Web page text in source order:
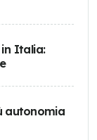
in Italia:
autonomia